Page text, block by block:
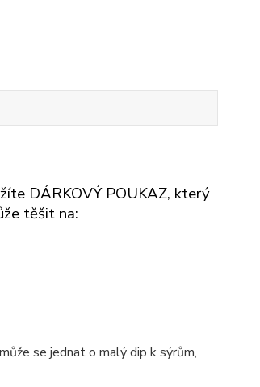
DÁRKOVÝ POUKAZ, který
těšit na:
se jednat o malý dip k sýrům,